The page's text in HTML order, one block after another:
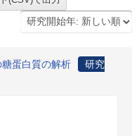
蛋白質の解析
研究